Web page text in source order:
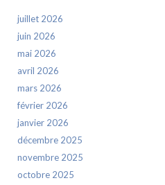
juillet 2026
juin 2026
mai 2026
avril 2026
mars 2026
février 2026
janvier 2026
décembre 2025
novembre 2025
octobre 2025